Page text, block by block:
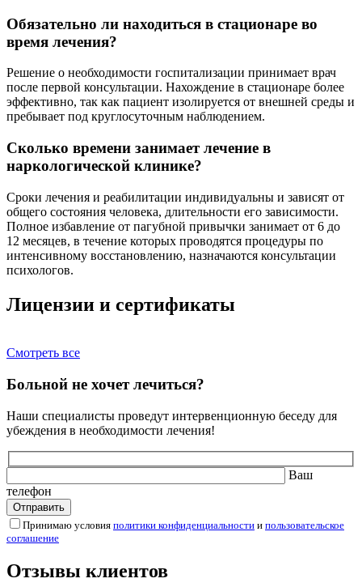
Обязательно ли находиться в стационаре во
время лечения?
Решение о необходимости госпитализации принимает врач
после первой консультации. Нахождение в стационаре более
эффективно, так как пациент изолируется от внешней среды и
пребывает под круглосуточным наблюдением.
Сколько времени занимает лечение в
наркологической клинике?
Сроки лечения и реабилитации индивидуальны и зависят от
общего состояния человека, длительности его зависимости.
Полное избавление от пагубной привычки занимает от 6 до
12 месяцев, в течение которых проводятся процедуры по
интенсивному восстановлению, назначаются консультации
психологов.
Лицензии и сертификаты
Смотреть все
Больной не хочет лечиться?
Наши специалисты проведут интервенционную беседу для
убеждения в необходимости лечения!
Ваш
телефон
Принимаю условия политики конфиденциальности и пользовательское
соглашение
Отзывы клиентов